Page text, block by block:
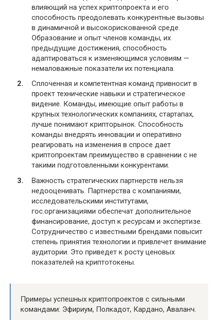
влияющий на успех криптопроекта и его
способность преодолевать конкурентные вызовы
в динамичной и высокорискованной среде.
Образование и опыт членов команды, их
предыдущие достижения, способность
адаптироваться к изменяющимся условиям —
немаловажные показатели их потенциала.
Сплоченная и компетентная команд привносит в
проект технические навыки и стратегическое
видение. Команды, имеющие опыт работы в
крупных технологических компаниях, стартапах,
лучше понимают крипторынок. Способность
команды внедрять инновации и оперативно
реагировать на изменения в спросе дает
криптопроектам преимущество в сравнении с не
такими подготовленными конкурентами.
Важность стратегических партнерств нельзя
недооценивать. Партнерства с компаниями,
исследовательскими институтами,
гос.организациями обеспечат дополнительное
финансирование, доступ к ресурсам и экспертизе.
Сотрудничество с известными брендами повысит
степень принятия технологии и привлечет внимание
аудитории. Это приведет к росту ценовых
показателей на криптотокены.
Примеры успешных криптопроектов с сильными
командами: Эфириум, Полкадот, Кардано, Аваланч.